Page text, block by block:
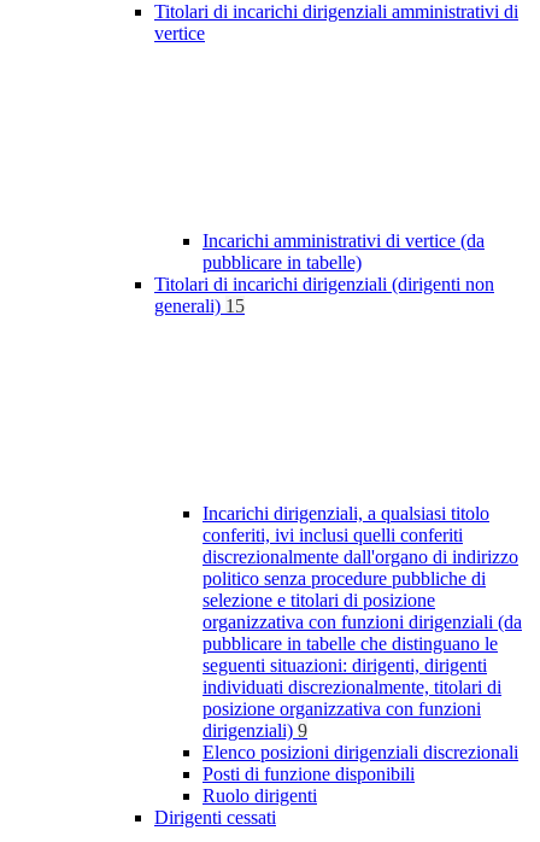
Titolari di incarichi dirigenziali amministrativi di
vertice
Incarichi amministrativi di vertice (da
pubblicare in tabelle)
Titolari di incarichi dirigenziali (dirigenti non
generali) 15
Incarichi dirigenziali, a qualsiasi titolo
conferiti, ivi inclusi quelli conferiti
discrezionalmente dall'organo di indirizzo
politico senza procedure pubbliche di
selezione e titolari di posizione
organizzativa con funzioni dirigenziali (da
pubblicare in tabelle che distinguano le
seguenti situazioni: dirigenti, dirigenti
individuati discrezionalmente, titolari di
posizione organizzativa con funzioni
dirigenziali) 9
Elenco posizioni dirigenziali discrezionali
Posti di funzione disponibili
Ruolo dirigenti
Dirigenti cessati